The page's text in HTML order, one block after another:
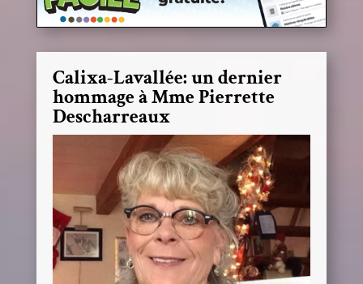
Calixa-Lavallée: un dernier
hommage à Mme Pierrette
Descharreaux